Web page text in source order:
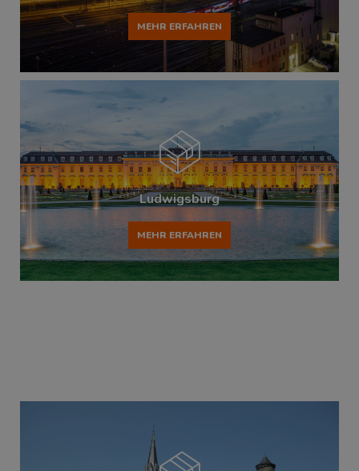
MEHR ERFAHREN
Ludwigsburg
MEHR ERFAHREN